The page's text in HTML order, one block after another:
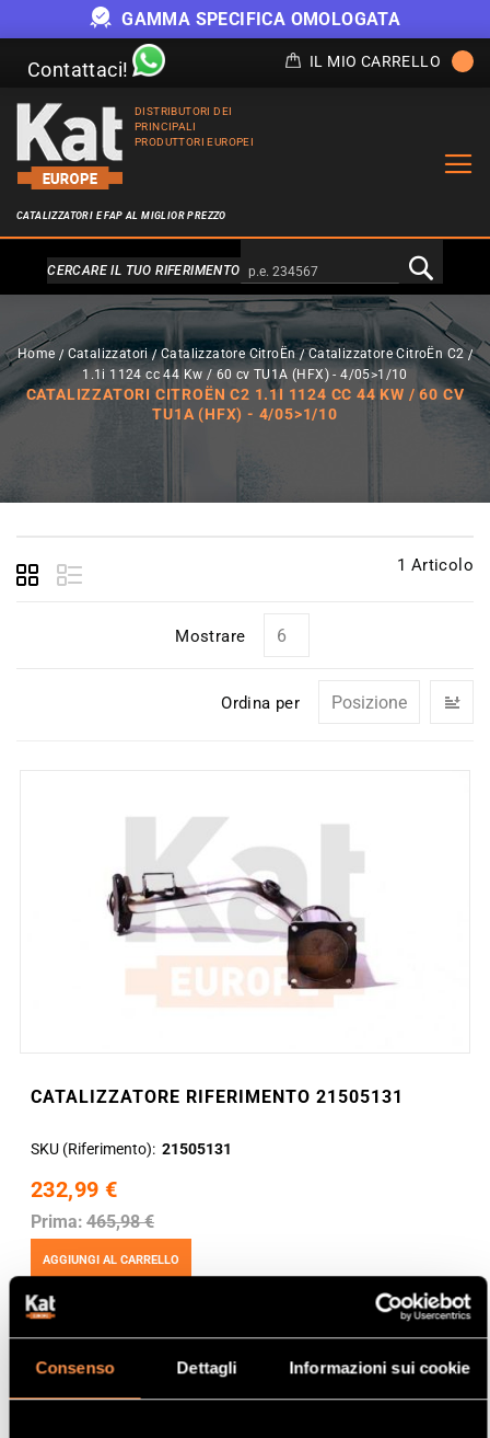
Consenso Dettagli Informazioni sui cookie
GAMMA SPECIFICA OMOLOGATA
Contattaci! IL MIO CARRELLO
DISTRIBUTORI DEI
PRINCIPALI
PRODUTTORI EUROPEI
CATALIZZATORI E FAP AL MIGLIOR PREZZO
Alternativa a Doofinder
CERCARE IL TUO RIFERIMENTO
Home Catalizzatori Catalizzatore CitroËn
Catalizzatore CitroËn C2
1.1i 1124 cc 44 Kw / 60 cv TU1A (HFX) - 4/05>1/10
CATALIZZATORI CITROËN C2 1.1I 1124 CC 44 KW / 60 CV
TU1A (HFX) - 4/05>1/10
1 Articolo
Mostrare
Ordina per
CATALIZZATORE RIFERIMENTO 21505131
SKU (Riferimento) 21505131
232,99 €
Prima: 465,98 €
AGGIUNGI AL CARRELLO